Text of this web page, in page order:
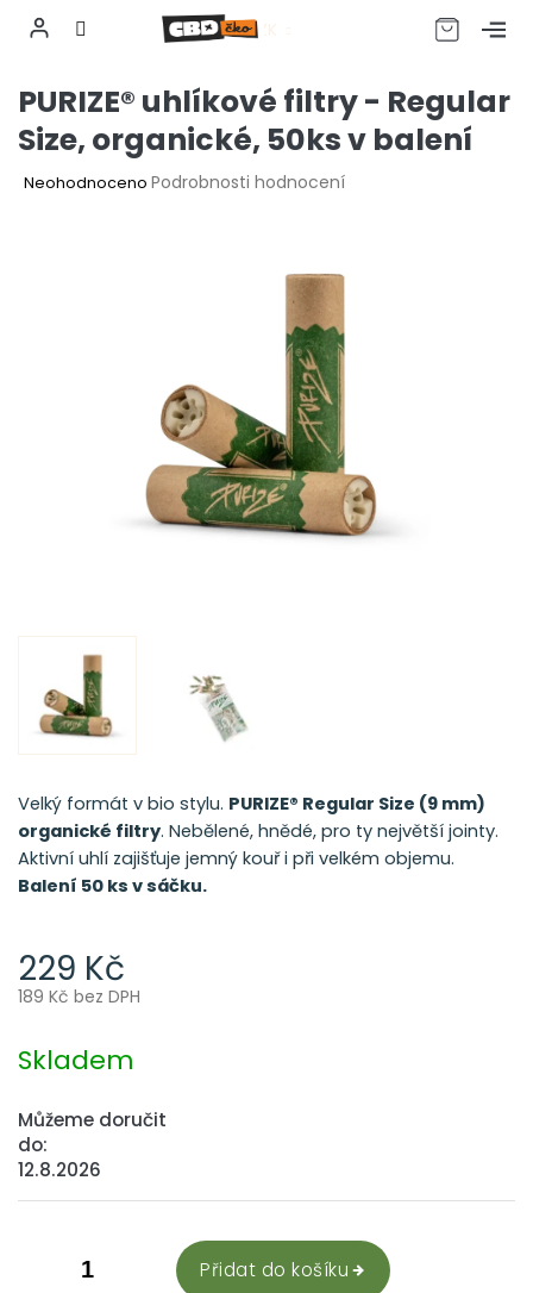
obsah
CZK
PURIZE® uhlíkové filtry - Regular
Size, organické, 50ks v balení
Průměrné
Neohodnoceno Podrobnosti hodnocení
229 Kč
189 Kč bez DPH
cena:
Skladem
Můžeme doručit
do:
12.8.2026
Přidat do košíku
Velký formát v bio stylu. PURIZE® Regular Size (9 mm)
organické filtry. Nebělené, hnědé, pro ty největší jointy.
Aktivní uhlí zajišťuje jemný kouř i při velkém objemu.
Balení 50 ks v sáčku.